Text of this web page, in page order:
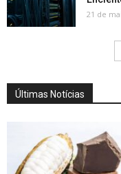
21 de
Últimas Notícias